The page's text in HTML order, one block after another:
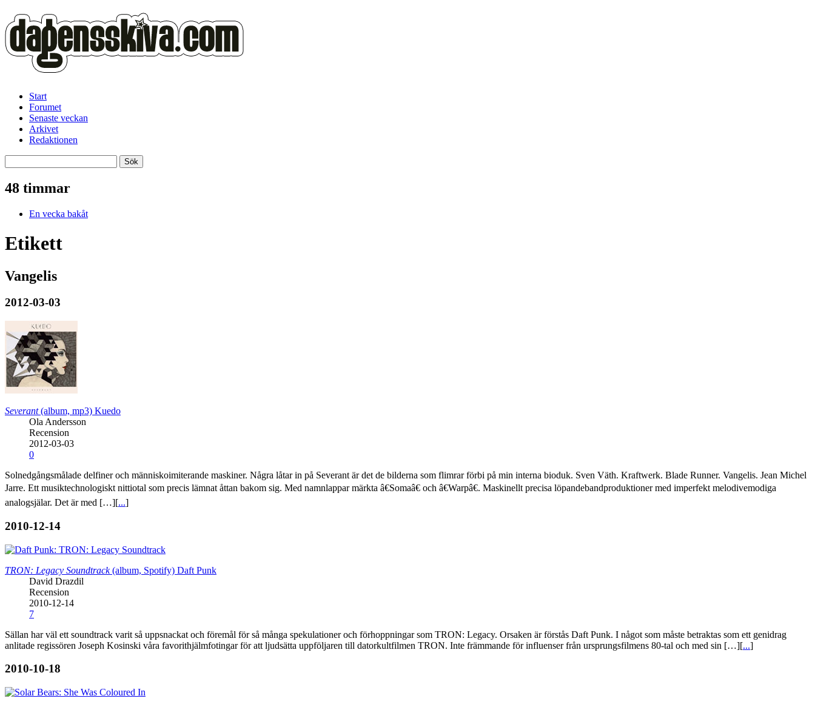
Start
Forumet
Senaste veckan
Arkivet
Redaktionen
48 timmar
En vecka bakåt
Etikett
Vangelis
2012-03-03
Severant(album, mp3) Kuedo
Ola Andersson
Recension
2012-03-03
0
Solnedgångsmålade delfiner och människoimiterande maskiner. Några låtar in på Severant är det de bilderna som flimrar förbi på min interna bioduk. Sven Väth. Kraftwerk. Blade Runner. Vangelis. Jean Michel
Jarre. Ett musiktechnologiskt nittiotal som precis lämnat åttan bakom sig. Med namnlappar märkta â€Somaâ€ och â€Warpâ€. Maskinellt precisa löpandebandproduktioner med imperfekt melodivemodiga
analogsjälar. Det är med […][...]
2010-12-14
TRON: Legacy Soundtrack(album, Spotify) Daft Punk
David Drazdil
Recension
2010-12-14
7
Sällan har väl ett soundtrack varit så uppsnackat och föremål för så många spekulationer och förhoppningar som TRON: Legacy. Orsaken är förstås Daft Punk. I något som måste betraktas som ett genidrag
anlitade regissören Joseph Kosinski våra favorithjälmfotingar för att ljudsätta uppföljaren till datorkultfilmen TRON. Inte främmande för influenser från ursprungsfilmens 80-tal och med sin […][...]
2010-10-18